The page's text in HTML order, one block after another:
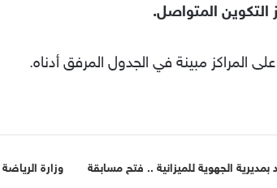
التكوين المتواصل.
المراكز مبينة في الجدول المرفق أدناه.
الجهوية للميزانية .. فتح مسابقة
وزارة